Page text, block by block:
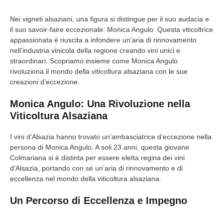
Nei vigneti alsaziani, una figura si distingue per il suo audacia e
il suo savoir-faire eccezionale: Monica Angulo. Questa viticoltrice
appassionata è riuscita a infondere un’aria di rinnovamento
nell’industria vinicola della regione creando vini unici e
straordinari. Scopriamo insieme come Monica Angulo
rivoluziona il mondo della viticoltura alsaziana con le sue
creazioni d’eccezione.
Monica Angulo: Una Rivoluzione nella
Viticoltura Alsaziana
I vini d’Alsazia hanno trovato un’ambasciatrice d’eccezione nella
persona di Monica Angulo. A soli 23 anni, questa giovane
Colmariana si è distinta per essere eletta regina dei vini
d’Alsazia, portando con sé un’aria di rinnovamento e di
eccellenza nel mondo della viticoltura alsaziana.
Un Percorso di Eccellenza e Impegno